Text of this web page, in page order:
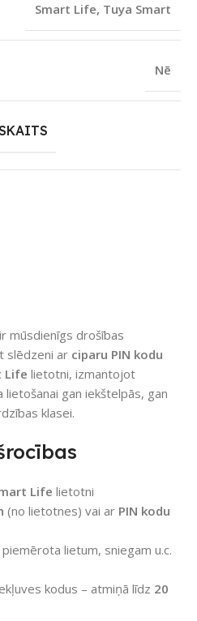
mūsdienīgs drošības
slēdzeni ar ciparu PIN kodu
Life lietotni, izmantojot
lietošanai gan iekštelpās, gan
klasei.
Life lietotni
(no lietotnes) vai ar PIN kodu
lietum, sniegam u.c.
kodus – atmiņā līdz 20
Smart Life, Tuya Smart
Nē